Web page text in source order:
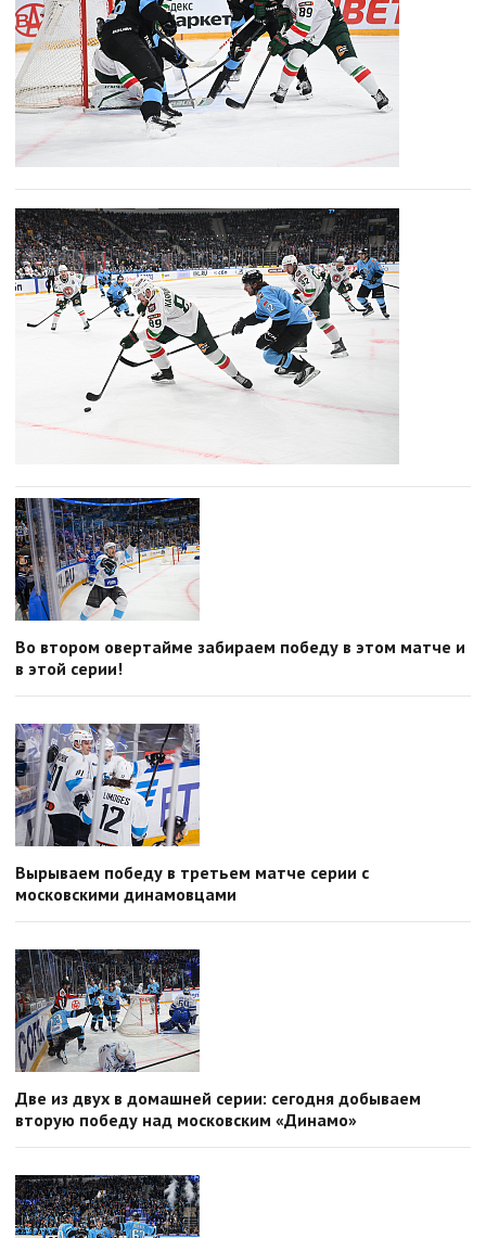
Во втором овертайме забираем победу в этом матче и
в этой серии!
Вырываем победу в третьем матче серии с
московскими динамовцами
Две из двух в домашней серии: сегодня добываем
вторую победу над московским «Динамо»